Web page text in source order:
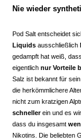
Nie wieder
Pod Salt entscheidet
Liquids ausschließlich
gedampft hat weiß,
eigentlich nur Vorteile
Salz ist bekannt für sein
die herkömmlichere
nicht zum kratzigen
schnellerein und es
dass du insgesamt
Nikotins. Die beliebten